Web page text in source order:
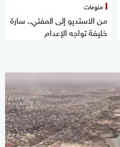
منوعات
من الاستديو إلى المفتي.. سارة
خليفة تواجه الإعدام